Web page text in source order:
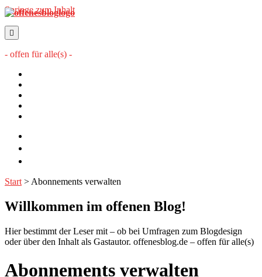
Springe zum Inhalt
offenesblog.de
- offen für alle(s) -
Start > Abonnements verwalten
Willkommen im offenen Blog!
Hier bestimmt der Leser mit – ob bei Umfragen zum Blogdesign
oder über den Inhalt als Gastautor. offenesblog.de – offen für alle(s)
Abonnements verwalten